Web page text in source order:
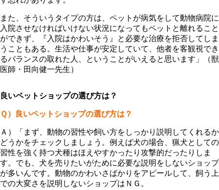
また、そういうタイプの方は、ペットが病気をして動物病院に
入院させなければいけない状況になってもペットと離れること
ができず、『入院はかわいそう』と必要な治療を拒否してしま
うこともある。生活や仕事が安定していて、他者を客観視でき
るバランスの取れた人、ということがいえると思います」（獣
医師・田向健一先生）
良いペットショップの選び方は？
Ｑ）良いペットショップの選び方は？
Ａ）「まず、動物の習性や飼い方をしっかり説明してくれるか
どうかをチェックしましょう。例えば犬の場合、猟犬としての
習性を強く持つ犬種はほえやすかったり攻撃的だったりしま
す。でも、犬を売りたいがために必要な説明をしないショップ
が多いんです。動物のかわいさばかりをアピールして、飼う上
での大変さを説明しないショップはＮＧ。